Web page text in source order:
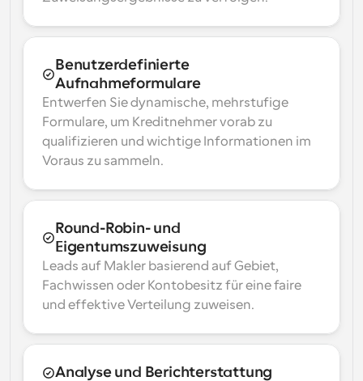
Benutzerdefinierte
Aufnahmeformulare
Entwerfen Sie dynamische, mehrstufige
Formulare, um Kreditnehmer vorab zu
qualifizieren und wichtige Informationen im
Voraus zu sammeln.
Round-Robin- und
Eigentumszuweisung
Leads auf Makler basierend auf Gebiet,
Fachwissen oder Kontobesitz für eine faire
und effektive Verteilung zuweisen.
Analyse und Berichterstattung